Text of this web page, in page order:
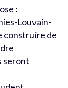
:
Louvain-
construire de
seront